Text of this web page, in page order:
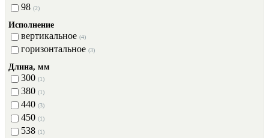
98 (2)
Исполнение
вертикальное (4)
горизонтальное (3)
Длина, мм
300 (1)
380 (1)
440 (3)
450 (1)
538 (1)